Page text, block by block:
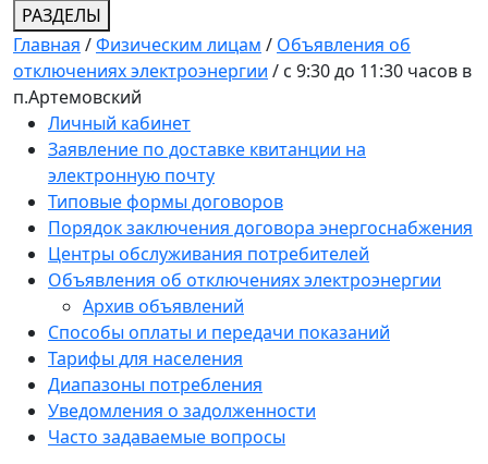
РАЗДЕЛЫ
Главная /Физическим лицам / Объявления об
отключениях электроэнергии / с 9:30 до 11:30 часов в
п.Артемовский
Личный кабинет
Заявление по доставке квитанции на
электронную почту
Типовые формы договоров
Порядок заключения договора энергоснабжения
Центры обслуживания потребителей
Объявления об отключениях электроэнергии
Архив объявлений
Способы оплаты и передачи показаний
Тарифы для населения
Диапазоны потребления
Уведомления о задолженности
Часто задаваемые вопросы